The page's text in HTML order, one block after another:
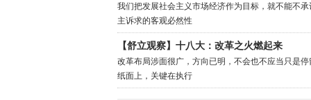
我们把发展社会主义市场经济作为目标，就不能不承
主诉求的客观必然性
【舒立观察】十八大：改革之火燃起来
改革布局涉面很广，方向已明，不会也不应当只是停
纸面上，关键在执行